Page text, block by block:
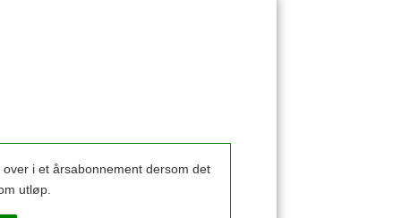
i et årsabonnement dersom det
utløp.